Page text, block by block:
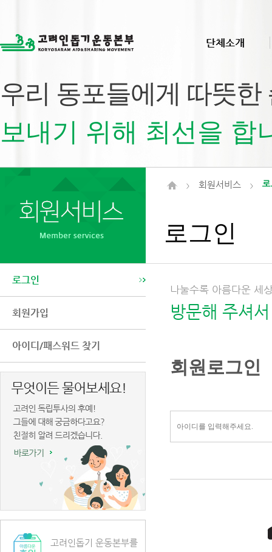
단체소개
우리 동포들에게 따뜻한
보내기 위해 최선을 합
> 회원서비스 >
로그인
로그인
회원가입
아이디/패스워드 찾기
고려인돕기 운동본부를
나눌수록 아름다운 세
방문해 주셔
회원로그인